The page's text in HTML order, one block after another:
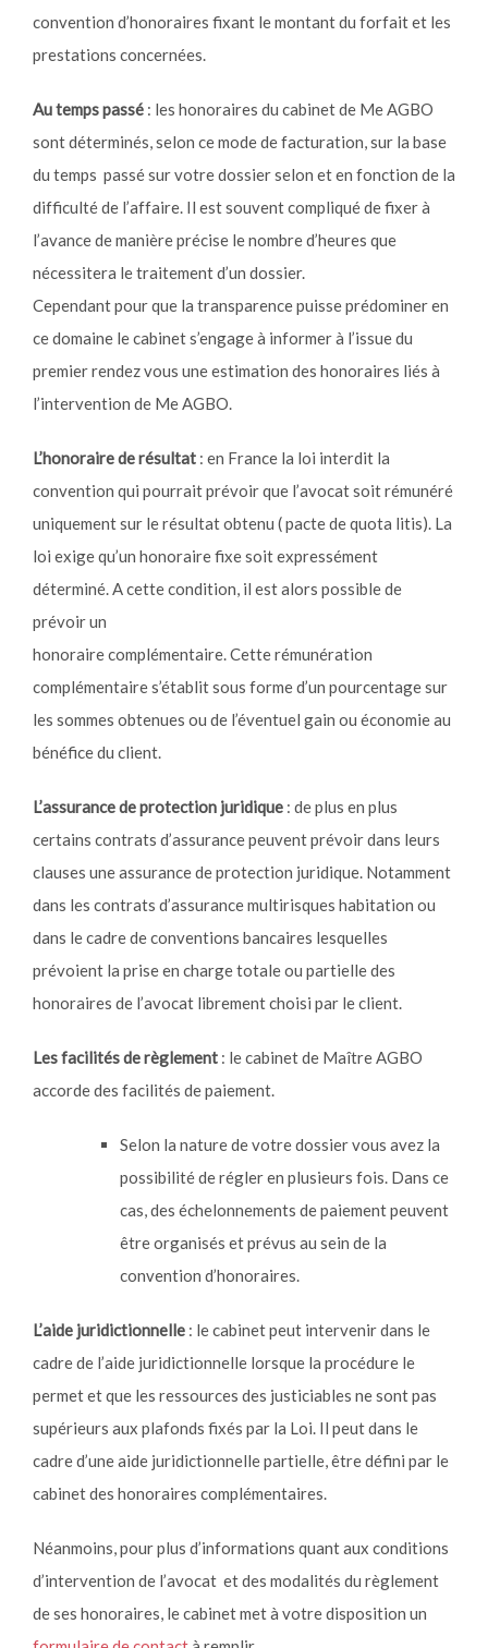
convention d’honoraires fixant le montant du forfait et les
prestations concernées.
Au temps passé : les honoraires du cabinet de Me AGBO
sont déterminés, selon ce mode de facturation, sur la base
du temps passé sur votre dossier selon et en fonction de la
difficulté de l’affaire. Il est souvent compliqué de fixer à
l’avance de manière précise le nombre d’heures que
nécessitera le traitement d’un dossier.
Cependant pour que la transparence puisse prédominer en
ce domaine le cabinet s’engage à informer à l’issue du
premier rendez vous une estimation des honoraires liés à
l’intervention de Me AGBO.
L’honoraire de résultat : en France la loi interdit la
convention qui pourrait prévoir que l’avocat soit rémunéré
uniquement sur le résultat obtenu ( pacte de quota litis). La
loi exige qu’un honoraire fixe soit expressément
déterminé. A cette condition, il est alors possible de
prévoir un
honoraire complémentaire. Cette rémunération
complémentaire s’établit sous forme d’un pourcentage sur
les sommes obtenues ou de l’éventuel gain ou économie au
bénéfice du client.
L’assurance de protection juridique : de plus en plus
certains contrats d’assurance peuvent prévoir dans leurs
clauses une assurance de protection juridique. Notamment
dans les contrats d’assurance multirisques habitation ou
dans le cadre de conventions bancaires lesquelles
prévoient la prise en charge totale ou partielle des
honoraires de l’avocat librement choisi par le client.
Les facilités de règlement : le cabinet de Maître AGBO
accorde des facilités de paiement.
Selon la nature de votre dossier vous avez la
possibilité de régler en plusieurs fois. Dans ce
cas, des échelonnements de paiement peuvent
être organisés et prévus au sein de la
convention d’honoraires.
L’aide juridictionnelle : le cabinet peut intervenir dans le
cadre de l’aide juridictionnelle lorsque la procédure le
permet et que les ressources des justiciables ne sont pas
supérieurs aux plafonds fixés par la Loi. Il peut dans le
cadre d’une aide juridictionnelle partielle, être défini par le
cabinet des honoraires complémentaires.
Néanmoins, pour plus d’informations quant aux conditions
d’intervention de l’avocat et des modalités du règlement
de ses honoraires, le cabinet met à votre disposition un